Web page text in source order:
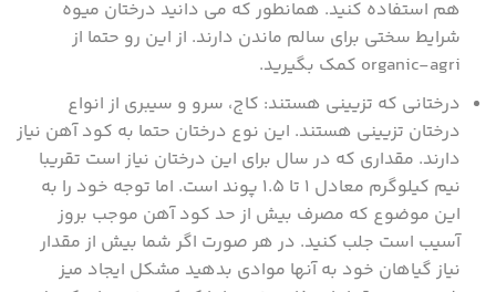
هم استفاده کنید. همانطور که می دانید درختان میوه
شرایط سختی برای سالم ماندن دارند. از این رو حتما از
organic-agri کمک بگیرید.
درختانی که تزیینی هستند: کاج، سرو و سیبری از انواع
درختان تزیینی هستند. این نوع درختان حتما به کود آهن نیاز
دارند. مقداری که در سال برای این درختان نیاز است تقریبا
نیم کیلوگرم معادل ۱ تا ۱.۵ پوند است. اما توجه خود را به
این موضوع که مصرف بیش از حد کود آهن موجب بروز
آسیب است جلب کنید. در هر صورت اگر شما بیش از مقدار
نیاز گیاهان خود به آنها موادی بدهید مشکل ایجاد میز